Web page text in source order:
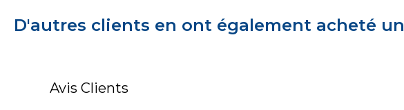
D'autres clients en ont également acheté un
Avis Clients